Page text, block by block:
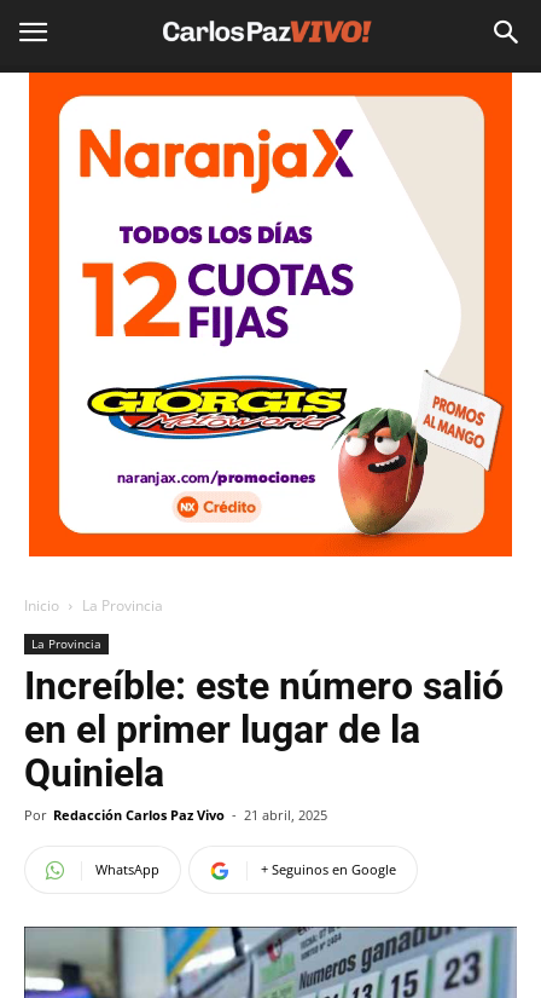
Inicio La Provincia
La Provincia
Increíble: este número salió
en el primer lugar de la
Quiniela
Por Redacción Carlos Paz Vivo - 21 abril, 2025
WhatsApp + Seguinos en Google